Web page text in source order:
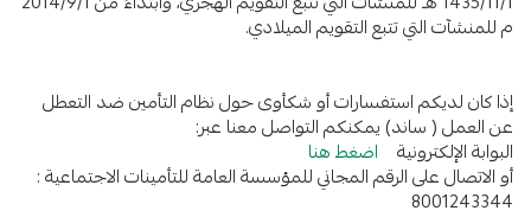
م للمنشآت التي تتبع التقويم الميلادي.
إذا كان لديكم استفسارات أو شكأوى حول نظام التأمين ضد التعطل
عن العمل ( ساند) يمكنكم التواصل معنا عبر:
البوابة الإلكترونية
اضغط هنا
أو الاتصال على الرقم المجاني للمؤسسة العامة للتأمينات الاجتماعية :
8001243344